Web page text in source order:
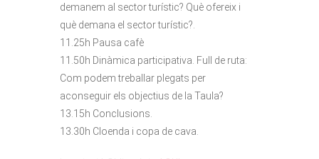
demanem al sector turístic? Què ofereix i
què demana el sector turístic?.
11.25h Pausa cafè
11.50h Dinàmica participativa. Full de ruta:
Com podem treballar plegats per
aconseguir els objectius de la Taula?
13.15h Conclusions.
13.30h Cloenda i copa de cava.